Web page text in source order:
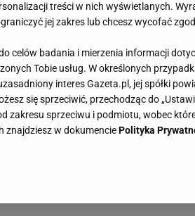
treści w nich wyświetlanych.
jej zakres lub chcesz wycofać
celów badania i mierzenia informacji
Tobie usług. W określonych
interes Gazeta.pl, jej spółki
się sprzeciwić, przechodząc do
zakresu sprzeciwu i podmiotu, wobec
znajdziesz w dokumenciePolityka
i przechowywanie plików cookie
końcowym. Możesz w każdej chwili